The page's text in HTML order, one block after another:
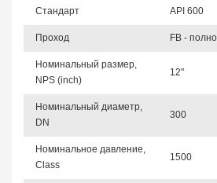
Стандарт API 600
Проход FB -
Номинальный размер,
NPS (inch)
12"
Номинальный диаметр,
DN
300
Номинальное давление,
Class
1500